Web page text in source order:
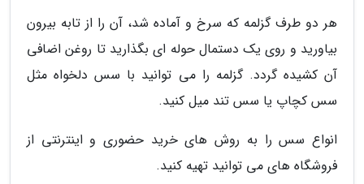
هر دو طرف گزلمه که سرخ و آماده شد، آن را از تابه بیرون
بیاورید و روی یک دستمال حوله ای بگذارید تا روغن اضافی
آن کشیده گردد. گزلمه را می توانید با سس دلخواه مثل
سس کچاپ یا سس تند میل کنید.
انواع سس را به روش های خرید حضوری و اینترنتی از
فروشگاه های می توانید تهیه کنید.